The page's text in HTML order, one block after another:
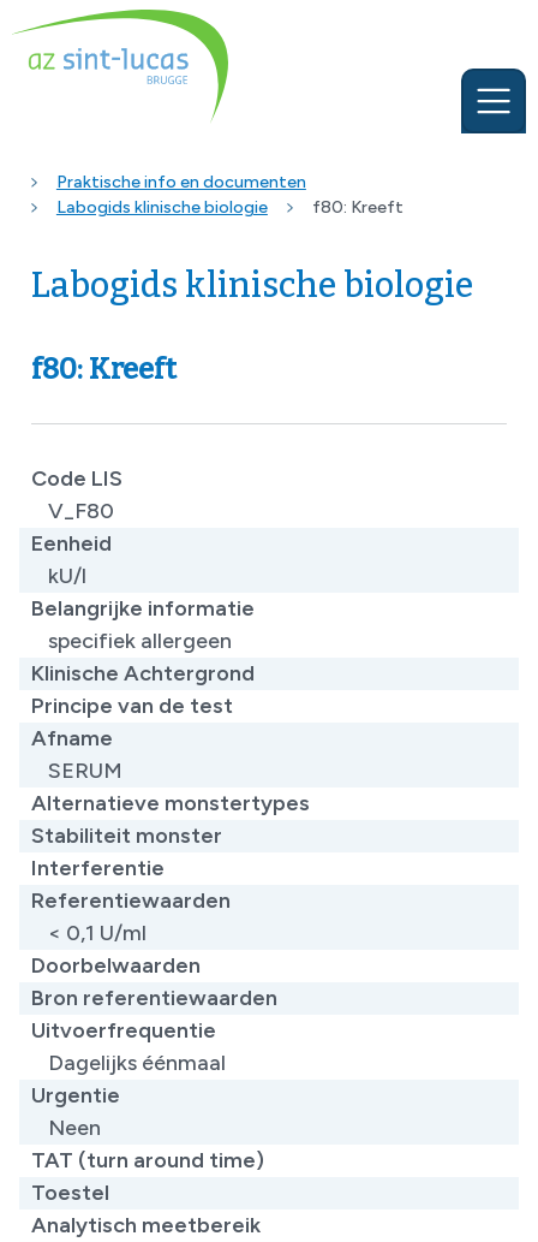
Praktische info en documenten
Labogids klinische biologie
f80: Kreeft
Labogids klinische biologie
f80: Kreeft
Code LIS
V_F80
Eenheid
kU/l
Belangrijke informatie
specifiek allergeen
Klinische Achtergrond
Principe van de test
Afname
SERUM
Alternatieve monstertypes
Stabiliteit monster
Interferentie
Referentiewaarden
< 0,1 U/ml
Doorbelwaarden
Bron referentiewaarden
Uitvoerfrequentie
Dagelijks éénmaal
Urgentie
Neen
TAT (turn around time)
Toestel
Analytisch meetbereik